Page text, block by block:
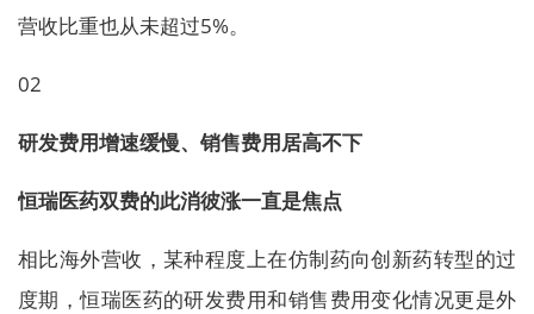
营收比重也从未超过5%。
02
研发费用增速缓慢、销售费用居高不下
恒瑞医药双费的此消彼涨一直是焦点
相比海外营收，某种程度上在仿制药向创新药转型的过
度期，恒瑞医药的研发费用和销售费用变化情况更是外